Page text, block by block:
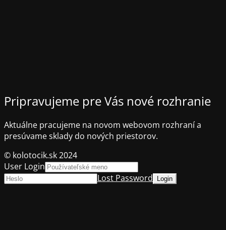
Pripravujeme pre Vás nové rozhranie
Aktuálne pracujeme na novom webovom rozhraní a
presúvame sklady do nových priestorov.
© kolotocik.sk 2024
User Login
Lost Password